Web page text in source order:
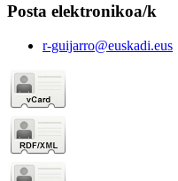
Posta elektronikoa/k
r-guijarro@euskadi.eus